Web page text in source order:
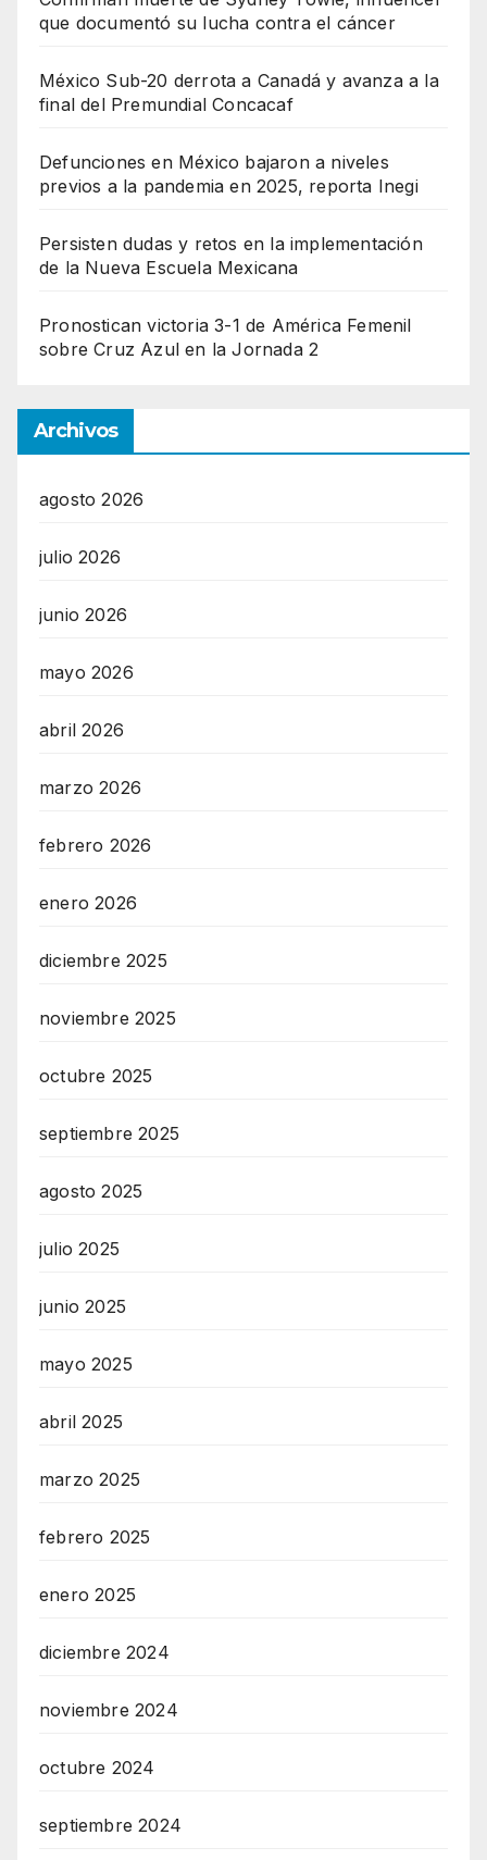
que documentó su lucha contra el cáncer
México Sub-20 derrota a Canadá y avanza a la
final del Premundial Concacaf
Defunciones en México bajaron a niveles
previos a la pandemia en 2025, reporta Inegi
Persisten dudas y retos en la implementación
de la Nueva Escuela Mexicana
Pronostican victoria 3-1 de América Femenil
sobre Cruz Azul en la Jornada 2
Archivos
agosto 2026
julio 2026
junio 2026
mayo 2026
abril 2026
marzo 2026
febrero 2026
enero 2026
diciembre 2025
noviembre 2025
octubre 2025
septiembre 2025
agosto 2025
julio 2025
junio 2025
mayo 2025
abril 2025
marzo 2025
febrero 2025
enero 2025
diciembre 2024
noviembre 2024
octubre 2024
septiembre 2024